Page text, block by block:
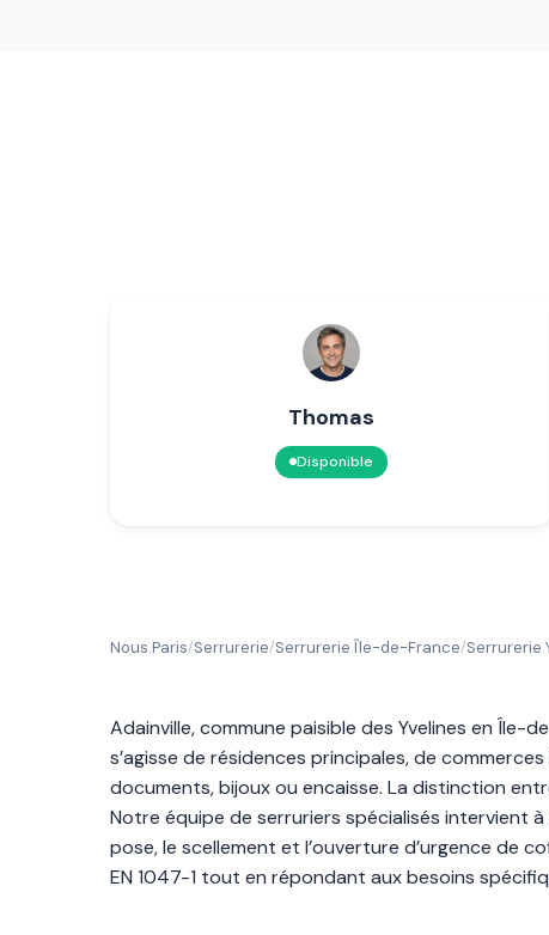
Thomas
Disponible
Nous.Paris/Serrurerie/Serrurerie Île-de-France/Serrurerie
Adainville, commune paisible des Yvelines en
s’agisse de résidences principales, de
documents, bijoux ou encaisse. La distinction
Notre équipe de serruriers spécialisés intervient
pose, le scellement et l’ouverture d’urgence de
EN 1047-1 tout en répondant aux besoins